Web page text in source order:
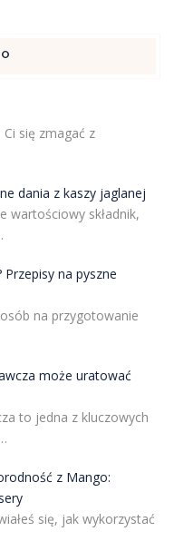
Ci się zmagać z
dania z kaszy jaglanej
wartościowy składnik,
Przepisy na pyszne
na przygotowanie
może uratować
to jedna z kluczowych
z Mango:
się, jak wykorzystać